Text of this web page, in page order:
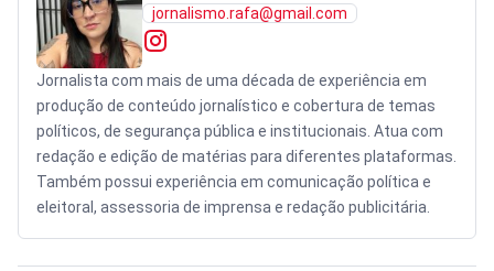
jornalismo.rafa@gmail.com
Jornalista com mais de uma década de experiência em
produção de conteúdo jornalístico e cobertura de temas
políticos, de segurança pública e institucionais. Atua com
redação e edição de matérias para diferentes plataformas.
Também possui experiência em comunicação política e
eleitoral, assessoria de imprensa e redação publicitária.